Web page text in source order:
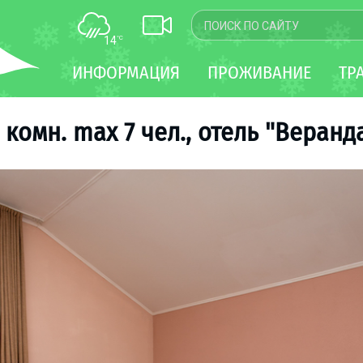
14°C
ИНФОРМАЦИЯ ПРОЖИВАНИЕ
комн. max 7 чел., отель
ТРАНСФЕР